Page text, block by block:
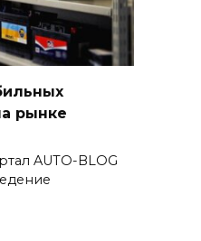
рынке
AUTO-BLOG